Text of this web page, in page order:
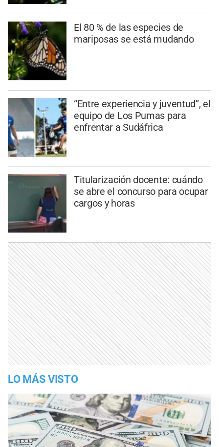
El 80 % de las especies de
mariposas se está mudando
“Entre experiencia y juventud”, el
equipo de Los Pumas para
enfrentar a Sudáfrica
Titularización docente: cuándo
se abre el concurso para ocupar
cargos y horas
LO MÁS VISTO